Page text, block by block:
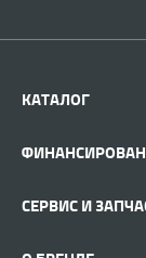
КАТАЛОГ
СЕРВИС И